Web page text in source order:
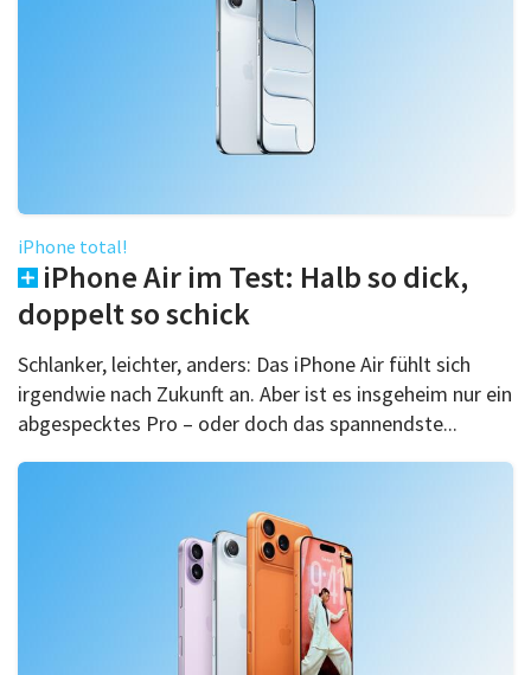
iPhone total!
iPhone Air im Test: Halb so dick,
doppelt so schick
Schlanker, leichter, anders: Das iPhone Air fühlt sich
irgendwie nach Zukunft an. Aber ist es insgeheim nur ein
abgespecktes Pro – oder doch das spannendste...